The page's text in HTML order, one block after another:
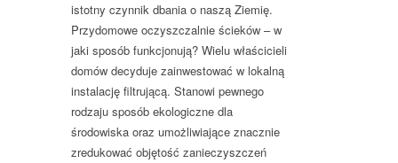
istotny czynnik dbania o naszą Ziemię.
Przydomowe oczyszczalnie ścieków – w
jaki sposób funkcjonują? Wielu właścicieli
domów decyduje zainwestować w lokalną
instalację filtrującą. Stanowi pewnego
rodzaju sposób ekologiczne dla
środowiska oraz umożliwiające znacznie
zredukować objętość zanieczyszczeń